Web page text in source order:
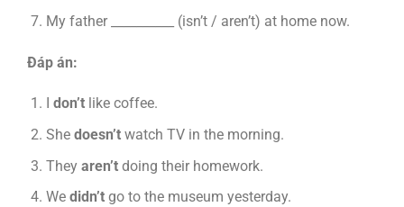
My father __________ (isn’t / aren’t) at home now.
Đáp án:
don’tlike coffee.
She doesn’twatch TV in the morning.
They aren’tdoing their homework.
We didn’tgo to the museum yesterday.